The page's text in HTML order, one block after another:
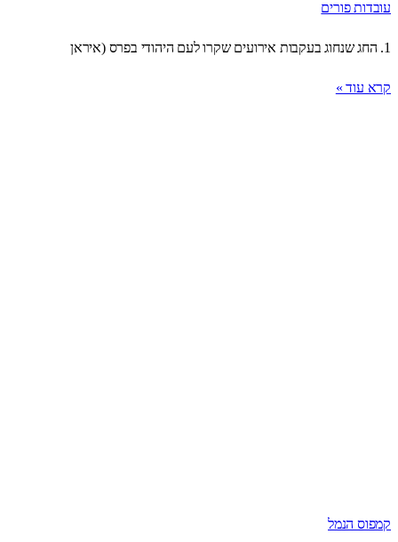
עובדות פורים
1. החג שנחוג בעקבות אירועים שקרו לעם היהודי בפרס (איראן
קרא עוד »
קמפוס הנמל